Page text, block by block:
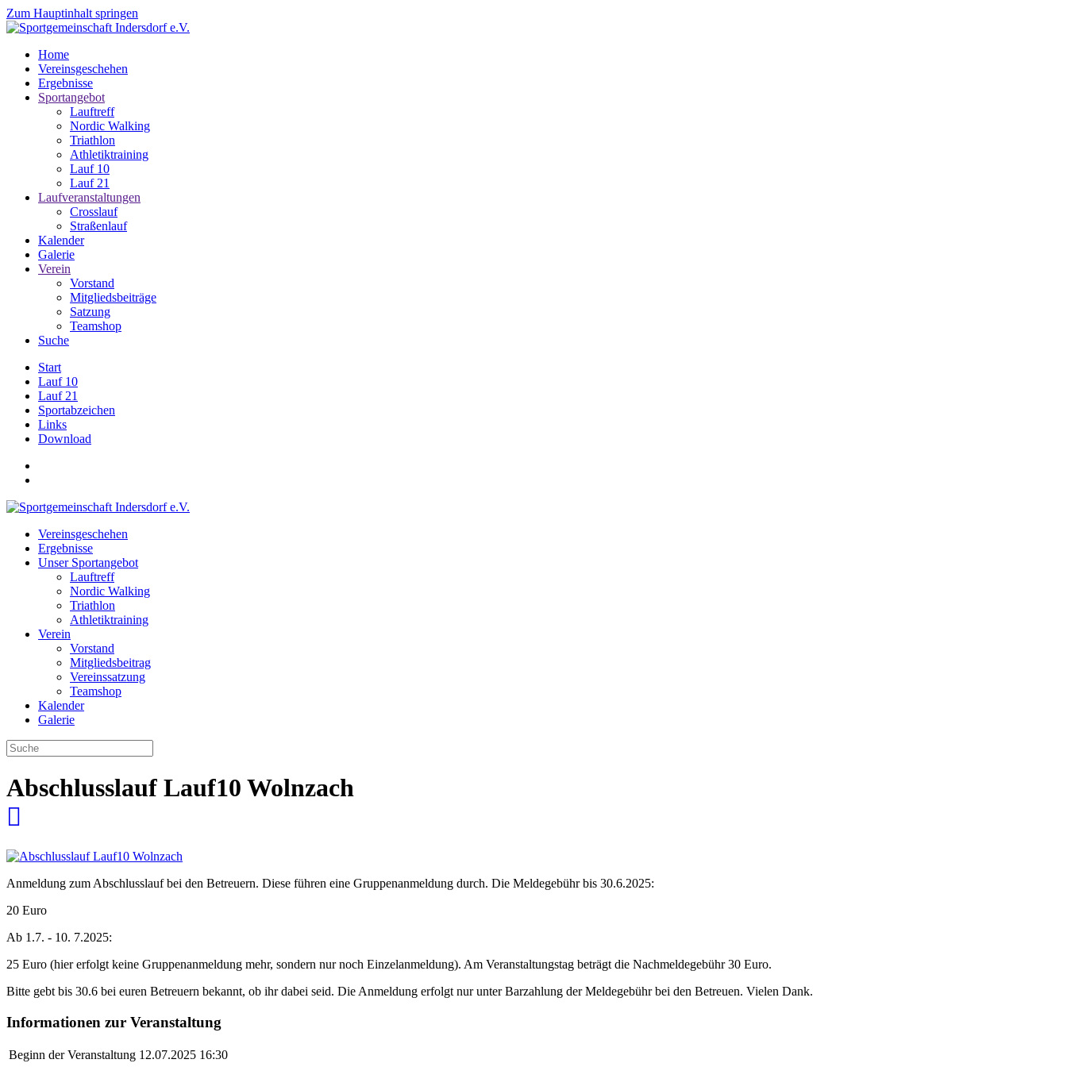
Zum Hauptinhalt springen
Home
Vereinsgeschehen
Ergebnisse
Sportangebot
Lauftreff
Nordic Walking
Triathlon
Athletiktraining
Lauf 10
Lauf 21
Laufveranstaltungen
Crosslauf
Straßenlauf
Kalender
Galerie
Verein
Vorstand
Mitgliedsbeiträge
Satzung
Teamshop
Suche
Start
Lauf 10
Lauf 21
Sportabzeichen
Links
Download
Vereinsgeschehen
Ergebnisse
Unser Sportangebot
Lauftreff
Nordic Walking
Triathlon
Athletiktraining
Verein
Vorstand
Mitgliedsbeitrag
Vereinssatzung
Teamshop
Kalender
Galerie
Abschlusslauf Lauf10 Wolnzach
Anmeldung zum Abschlusslauf bei den Betreuern. Diese führen eine Gruppenanmeldung durch. Die Meldegebühr bis 30.6.2025:
20 Euro
Ab 1.7. - 10. 7.2025:
25 Euro (hier erfolgt keine Gruppenanmeldung mehr, sondern nur noch Einzelanmeldung). Am Veranstaltungstag beträgt die Nachmeldegebühr 30 Euro.
Bitte gebt bis 30.6 bei euren Betreuern bekannt, ob ihr dabei seid. Die Anmeldung erfolgt nur unter Barzahlung der Meldegebühr bei den Betreuen. Vielen Dank.
Informationen zur Veranstaltung
Beginn der Veranstaltung 12.07.2025 16:30